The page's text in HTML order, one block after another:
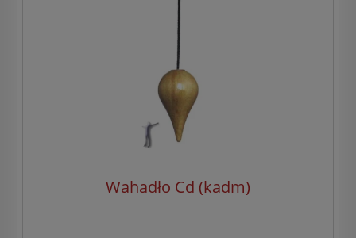
Wahadło Cd (kadm)